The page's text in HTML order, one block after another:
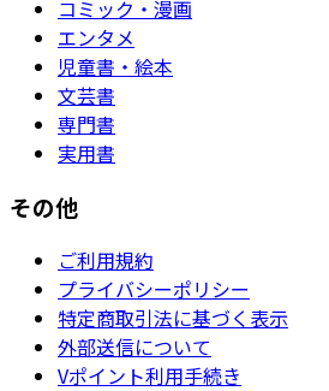
コミック・漫画
エンタメ
児童書・絵本
文芸書
専門書
実用書
その他
ご利用規約
プライバシーポリシー
特定商取引法に基づく表示
外部送信について
Vポイント利用手続き